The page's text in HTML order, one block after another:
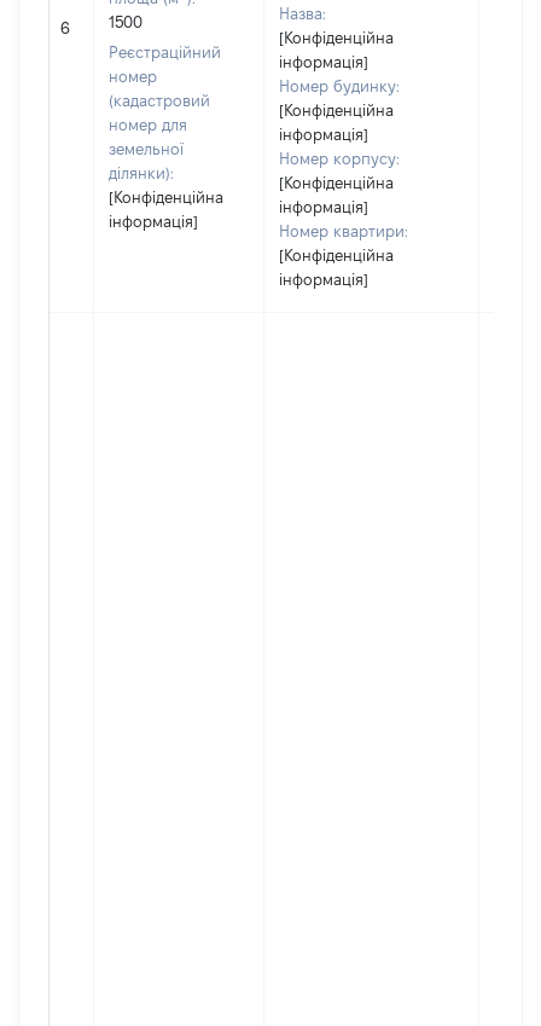
6
1500
Реєстраційний
номер
(кадастровий
номер для
земельної
ділянки):
[Конфіденційна
інформація]
Назва:
[Конфіденційна
інформація]
Номер будинку:
[Конфіденційна
інформація]
Номер корпусу:
[Конфіденційна
інформація]
Номер квартири:
[Конфіденційна
інформація]